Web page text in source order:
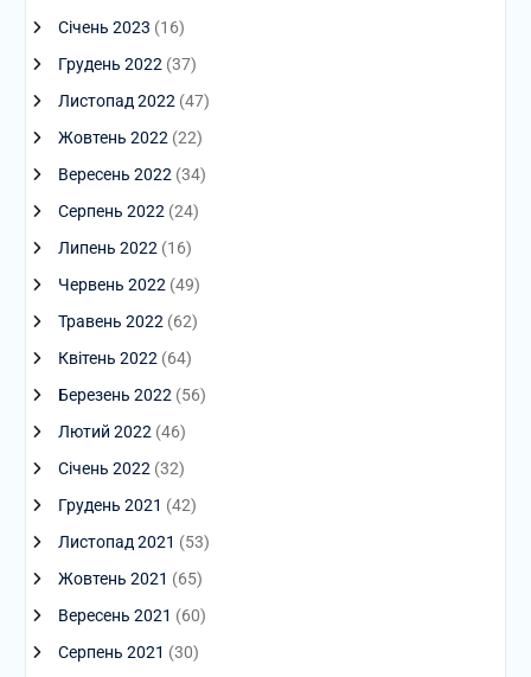
Січень 2023 (16)
Грудень 2022 (37)
Листопад 2022 (47)
Жовтень 2022 (22)
Вересень 2022 (34)
Серпень 2022 (24)
Липень 2022 (16)
Червень 2022 (49)
Травень 2022 (62)
Квітень 2022 (64)
Березень 2022 (56)
Лютий 2022 (46)
Січень 2022 (32)
Грудень 2021 (42)
Листопад 2021 (53)
Жовтень 2021 (65)
Вересень 2021 (60)
Серпень 2021 (30)